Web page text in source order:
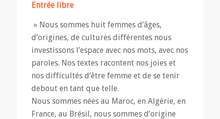
Entrée libre
» Nous sommes huit femmes d’âges,
d’origines, de cultures différentes nous
investissons l’espace avec nos mots, avec nos
paroles. Nos textes racontent nos joies et
nos difficultés d’être femme et de se tenir
debout en tant que telle.
Nous sommes nées au Maroc, en Algérie, en
France, au Brésil, nous sommes d’origine